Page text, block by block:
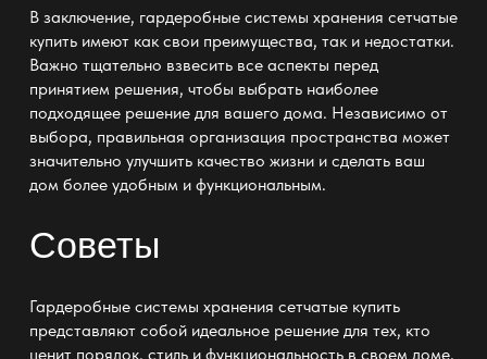
В заключение, гардеробные системы хранения сетчатые
купитьимеют как свои преимущества, так и недостатки.
Важно тщательно взвесить все аспекты перед
принятием решения, чтобы выбрать наиболее
подходящее решение для вашего дома. Независимо от
выбора, правильная организация пространства может
значительно улучшить качество жизни и сделать ваш
дом более удобным и функциональным.
Советы
Гардеробные системы хранения сетчатые купить
представляют собой идеальное решение для тех, кто
ценит порядок, стиль и функциональность в своем доме.